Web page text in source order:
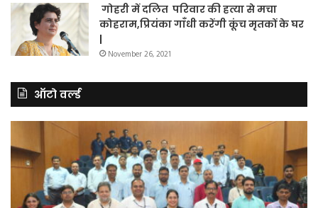
गोहरी में दलित परिवार की हत्या से मचा
कोहराम,प्रियंका गाँधी करेंगी कूंच मृतकों के घर
|
November 26, 2021
ऑटो वर्ल्ड